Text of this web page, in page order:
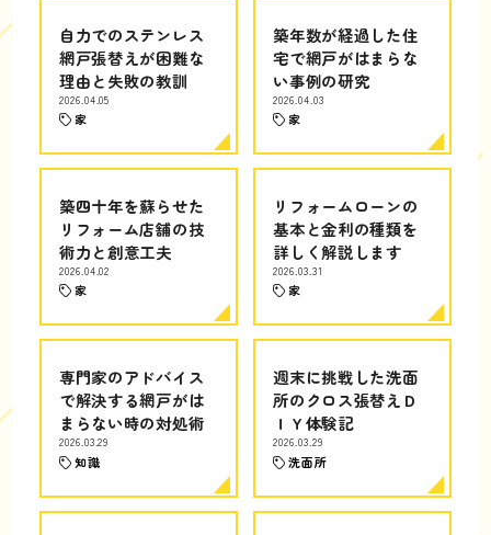
自力でのステンレス
網戸張替えが困難な
理由と失敗の教訓
2026.04.05
家
築年数が経過した住
宅で網戸がはまらな
い事例の研究
2026.04.03
家
築四十年を蘇らせた
リフォーム店舗の技
術力と創意工夫
2026.04.02
家
リフォームローンの
基本と金利の種類を
詳しく解説します
2026.03.31
家
専門家のアドバイス
で解決する網戸がは
まらない時の対処術
2026.03.29
知識
週末に挑戦した洗面
所のクロス張替えＤ
ＩＹ体験記
2026.03.29
洗面所